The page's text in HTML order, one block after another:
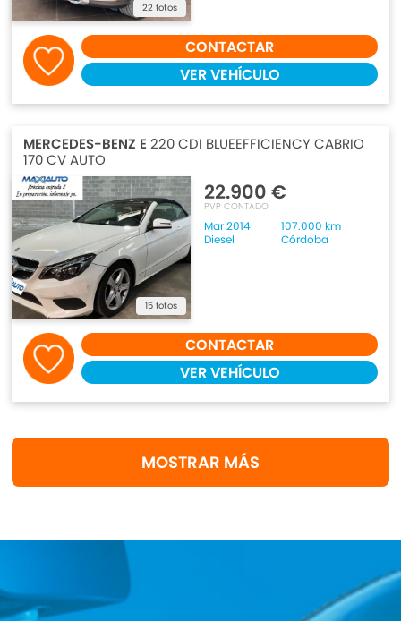
22 fotos
CONTACTAR
VER VEHÍCULO
MERCEDES-BENZ E 220 CDI BLUEEFFICIENCY CABRIO
170 CV AUTO
15 fotos
22.900 €
PVP CONTADO
Mar 2014
107.000 km
Diesel
Córdoba
CONTACTAR
VER VEHÍCULO
MOSTRAR MÁS